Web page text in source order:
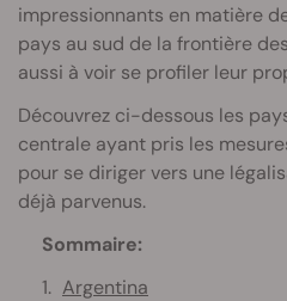
impressionnants en matière
pays au sud de la frontière
aussi à voir se profiler leur
Découvrez ci-dessous les
centrale ayant pris les
pour se diriger vers une
déjà parvenus.
Sommaire:
Argentina